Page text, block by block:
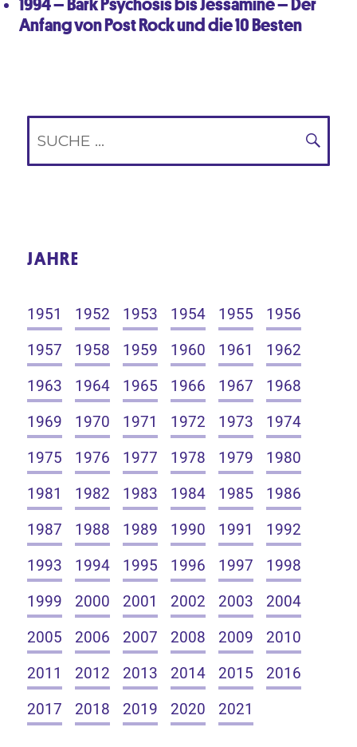
Anfang von Post Rock und die 10 Besten
JAHRE
1951 1952 1953 1954 1955
1956
1957
1958 1959 1960 1961
1962
1963
1964 1965 1966 1967
1968
1969
1970 1971 1972 1973
1974
1975
1976 1977 1978 1979
1980
1981
1982 1983 1984 1985
1986
1987
1988 1989 1990 1991
1992
1993
1994 1995 1996 1997
1998
1999
2000 2001 2002 2003
2004
2005
2006 2007 2008 2009
2010
2011
2012 2013 2014 2015
2016
2017
2018 2019 2020 2021